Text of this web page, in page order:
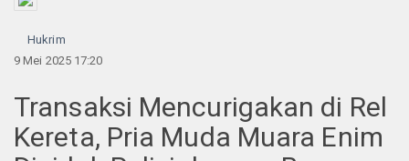
Hukrim
9 Mei 2025 17:20
Transaksi Mencurigakan di Rel
Kereta, Pria Muda Muara Enim